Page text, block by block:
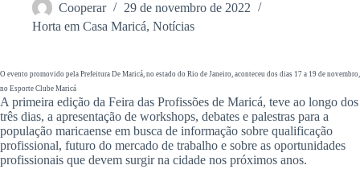
Cooperar
29 de novembro de 2022
Horta em Casa Maricá, Notícias
O evento promovido pela Prefeitura De Maricá, no estado do Rio de Janeiro, aconteceu dos dias 17 a 19 de novembro,
no Esporte Clube Maricá
A primeira edição da Feira das Profissões de Maricá, teve ao longo dos
três dias, a apresentação de workshops, debates e palestras para a
população maricaense em busca de informação sobre qualificação
profissional, futuro do mercado de trabalho e sobre as oportunidades
profissionais que devem surgir na cidade nos próximos anos.